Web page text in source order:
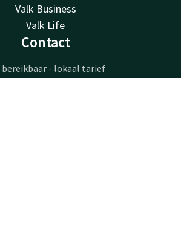
Valk Business
Valk Life
Contact
bereikbaar - lokaal tarief